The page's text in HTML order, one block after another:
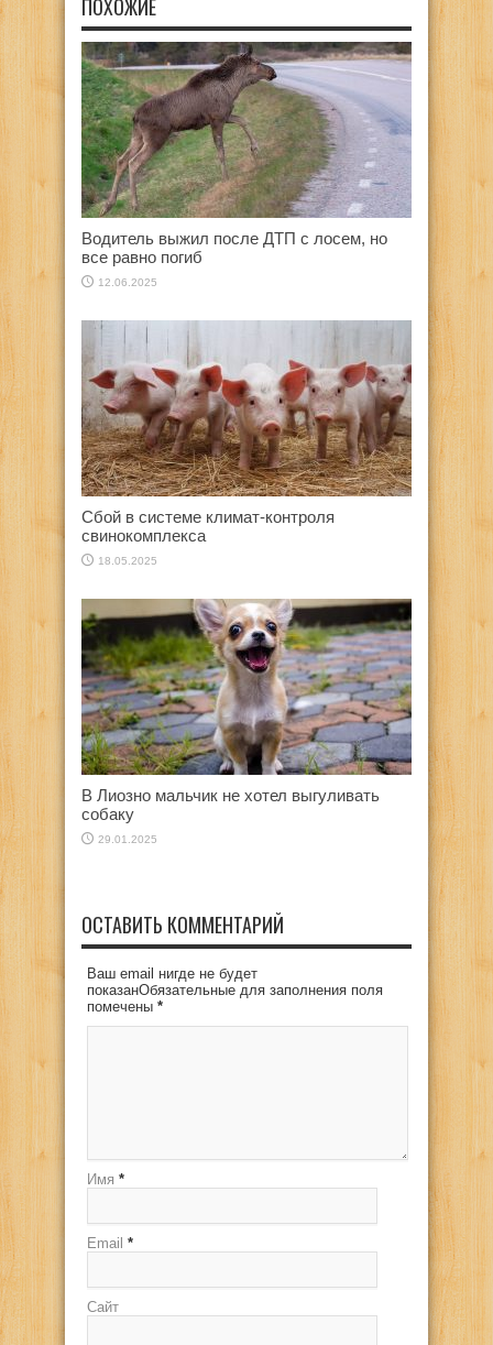
ПОХОЖИЕ
Водитель выжил после ДТП с лосем, но
все равно погиб
12.06.2025
Сбой в системе климат-контроля
свинокомплекса
18.05.2025
В Лиозно мальчик не хотел выгуливать
собаку
29.01.2025
ОСТАВИТЬ КОММЕНТАРИЙ
Ваш email нигде не будет
показанОбязательные для заполнения поля
помечены *
Имя *
Email *
Сайт